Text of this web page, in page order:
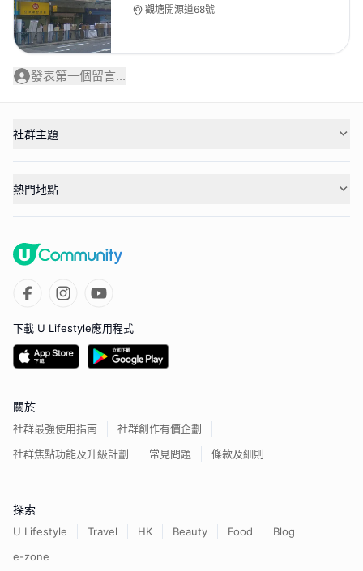
觀塘開源道68號
發表第一個留言...
社群主題
熱門地點
下載 U Lifestyle應用程式
關於
社群最強使用指南
社群創作有價企劃
社群焦點功能及升級計劃
常見問題 條款及細則
探索
U Lifestyle Travel HK Beauty Food
Blog
e-zone